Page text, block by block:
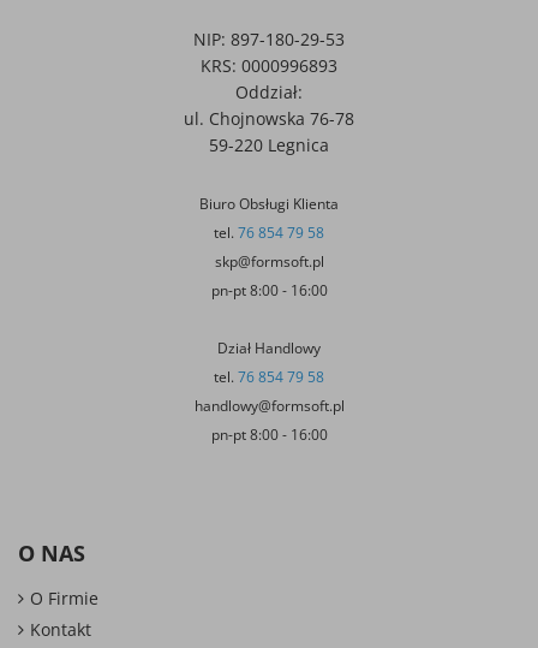
NIP: 897-180-29-53
KRS: 0000996893
Oddział:
ul. Chojnowska 76-78
59-220 Legnica
Biuro Obsługi Klienta
tel. 76 854 79 58
skp@formsoft.pl
pn-pt 8:00 - 16:00
Dział Handlowy
tel. 76 854 79 58
handlowy@formsoft.pl
pn-pt 8:00 - 16:00
O NAS
O Firmie
Kontakt